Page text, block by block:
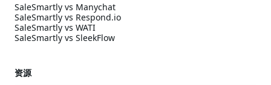
SaleSmartly vs Manychat
SaleSmartly vs Respond.io
SaleSmartly vs WATI
SaleSmartly vs SleekFlow
资源